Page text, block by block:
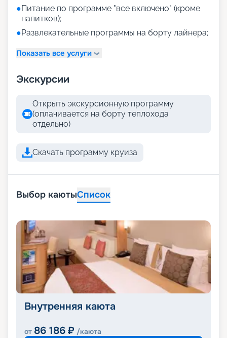
●Питание по программе "все включено" (кроме
напитков);
●Развлекательные программы на борту лайнера;
Показать все услуги
Экскурсии
Открыть экскурсионную программу
(оплачивается на борту теплохода
отдельно)
Скачать программу круиза
Выбор каютыСписок
Внутренняя каюта
от 86 186 ₽ /каюта